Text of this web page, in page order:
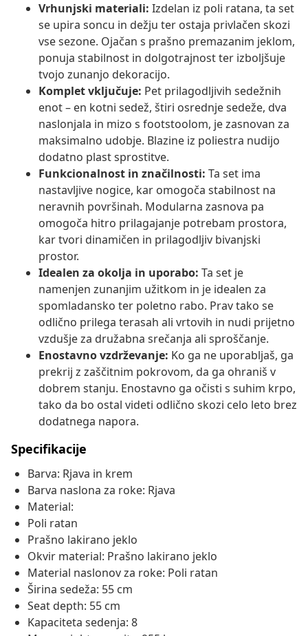
Vrhunjski materiali: Izdelan iz poli ratana, ta set
se upira soncu in dežju ter ostaja privlačen skozi
vse sezone. Ojačan s prašno premazanim jeklom,
ponuja stabilnost in dolgotrajnost ter izboljšuje
tvojo zunanjo dekoracijo.
Komplet vključuje: Pet prilagodljivih sedežnih
enot – en kotni sedež, štiri osrednje sedeže, dva
naslonjala in mizo s footstoolom, je zasnovan za
maksimalno udobje. Blazine iz poliestra nudijo
dodatno plast sprostitve.
Funkcionalnost in značilnosti: Ta set ima
nastavljive nogice, kar omogoča stabilnost na
neravnih površinah. Modularna zasnova pa
omogoča hitro prilagajanje potrebam prostora,
kar tvori dinamičen in prilagodljiv bivanjski
prostor.
Idealen za okolja in uporabo: Ta set je
namenjen zunanjim užitkom in je idealen za
spomladansko ter poletno rabo. Prav tako se
odlično prilega terasah ali vrtovih in nudi prijetno
vzdušje za družabna srečanja ali sproščanje.
Enostavno vzdrževanje: Ko ga ne uporabljaš, ga
prekrij z zaščitnim pokrovom, da ga ohraniš v
dobrem stanju. Enostavno ga očisti s suhim krpo,
tako da bo ostal videti odlično skozi celo leto brez
dodatnega napora.
Specifikacije
Barva: Rjava in krem
Barva naslona za roke: Rjava
Material:
Poli ratan
Prašno lakirano jeklo
Okvir material: Prašno lakirano jeklo
Material naslonov za roke: Poli ratan
Širina sedeža: 55 cm
Seat depth: 55 cm
Kapaciteta sedenja: 8